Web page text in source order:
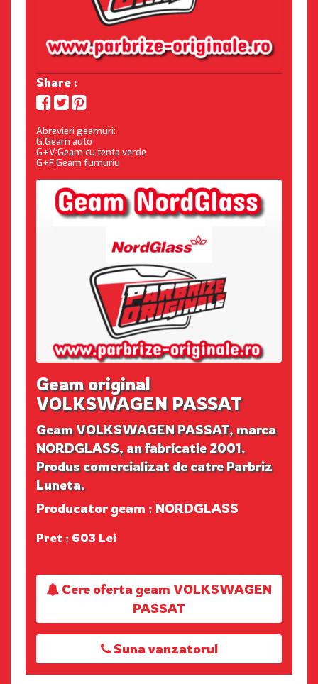
Share :
Abrevieri geamuri:
G:Geam auto
G+V:Geam cu tenta verde
G+F:Geam fumuriu
Geam original
VOLKSWAGEN PASSAT
Geam VOLKSWAGEN PASSAT, marca
NORDGLASS, an fabricatie 2001.
Produs comercializat de catre Parbriz
Luneta.
Producator geam : NORDGLASS
Pret : 603 Lei
Cere oferta geam VOLKSWAGEN
PASSAT
Suna vanzatorul